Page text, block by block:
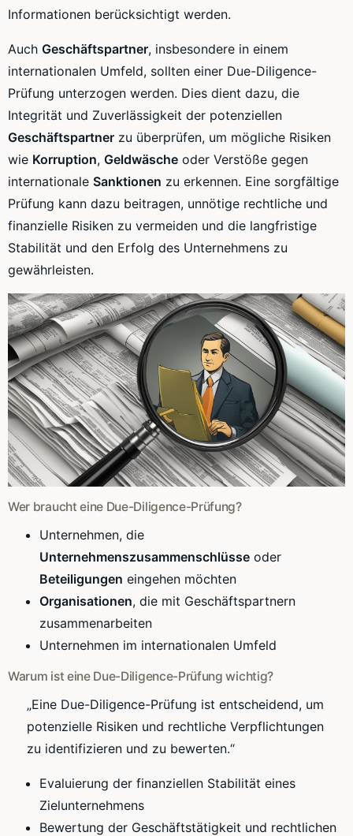
Informationen berücksichtigt werden.
Auch Geschäftspartner, insbesondere in einem
internationalen Umfeld, sollten einer Due-Diligence-
Prüfung unterzogen werden. Dies dient dazu, die
Integrität und Zuverlässigkeit der potenziellen
Geschäftspartner zu überprüfen, um mögliche Risiken
wie Korruption, Geldwäsche oder Verstöße gegen
internationale Sanktionen zu erkennen. Eine sorgfältige
Prüfung kann dazu beitragen, unnötige rechtliche und
finanzielle Risiken zu vermeiden und die langfristige
Stabilität und den Erfolg des Unternehmens zu
gewährleisten.
Wer braucht eine Due-Diligence-Prüfung?
Unternehmen, die
Unternehmenszusammenschlüsse oder
Beteiligungen eingehen möchten
Organisationen, die mit Geschäftspartnern
zusammenarbeiten
Unternehmen im internationalen Umfeld
Warum ist eine Due-Diligence-Prüfung wichtig?
„Eine Due-Diligence-Prüfung ist entscheidend, um
potenzielle Risiken und rechtliche Verpflichtungen
zu identifizieren und zu bewerten.“
Evaluierung der finanziellen Stabilität eines
Zielunternehmens
Bewertung der Geschäftstätigkeit und rechtlichen